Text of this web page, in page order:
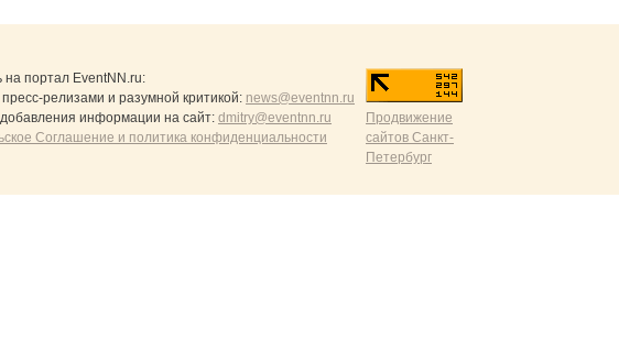
на портал EventNN.ru:
релизами и разумной критикой: news@eventnn.ru
информации на сайт: dmitry@eventnn.ru
Соглашение и политика конфиденциальности
Продвижение
сайтов Санкт-
Петербург